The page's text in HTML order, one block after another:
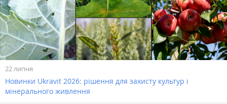
22 липня
Новинки Ukravit 2026: рішення для захисту культур і
мінерального живлення